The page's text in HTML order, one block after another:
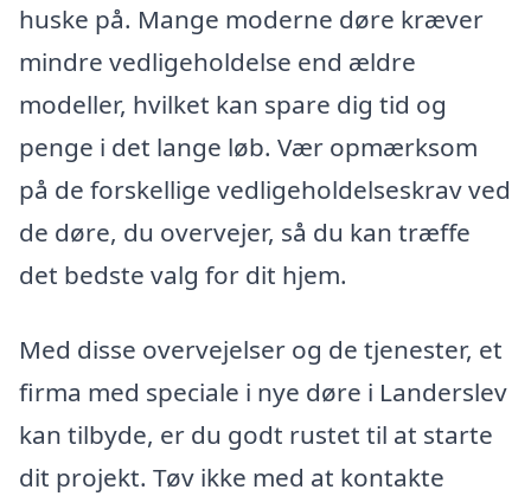
huske på. Mange moderne døre kræver
mindre vedligeholdelse end ældre
modeller, hvilket kan spare dig tid og
penge i det lange løb. Vær opmærksom
på de forskellige vedligeholdelseskrav ved
de døre, du overvejer, så du kan træffe
det bedste valg for dit hjem.
Med disse overvejelser og de tjenester, et
firma med speciale i nye døre i Landerslev
kan tilbyde, er du godt rustet til at starte
dit projekt. Tøv ikke med at kontakte